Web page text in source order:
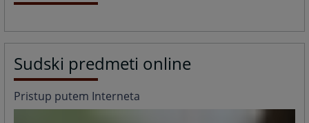
Sudski predmeti online
Pristup putem Interneta